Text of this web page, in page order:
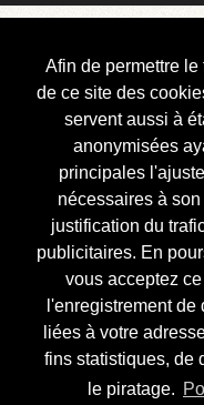
Afin de permettre
de ce site des
servent aussi à
anonymisées
principales
nécessaires à
justification du
publicitaires. En
vous acceptez
l'enregistrement
liées à votre
fins statistiques, de
le piratage.
Courbis, «
Blog
Bienvenue
Réalisations
Divers (et d’été)
Annonces
Liens externes
Téléchargement